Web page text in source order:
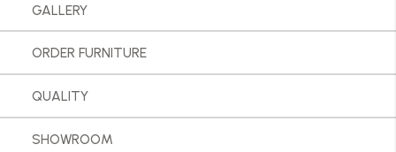
GALLERY
ORDER FURNITURE
QUALITY
SHOWROOM